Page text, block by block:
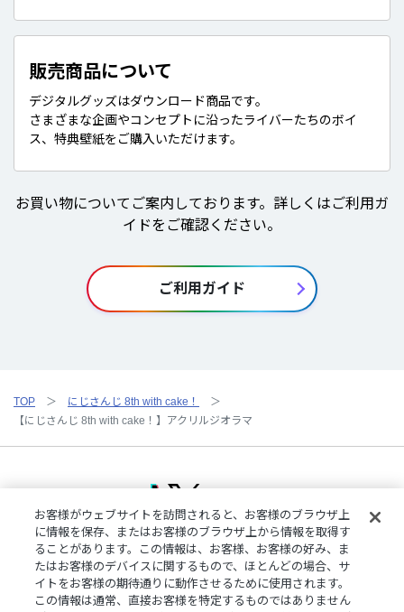
販売商品について
デジタルグッズはダウンロード商品です。
さまざまな企画やコンセプトに沿ったライバーたちのボイ
ス、特典壁紙をご購入いただけます。
お買い物についてご案内しております。詳しくはご利用ガ
イドをご確認ください。
ご利用ガイド
TOP
にじさんじ 8th with cake！
【にじさんじ 8th with cake！】アクリルジオラマ
ご利用規約プライバシーポリシー
特定商取引法に基づく表記
ご利用ガイドよくある質問お問い合わせにじさんじ公式サイト
クッキーの詳細
お客様がウェブサイトを訪問されると、お客様のブラウザ上
に情報を保存、またはお客様のブラウザ上から情報を取得す
ることがあります。この情報は、お客様、お客様の好み、ま
たはお客様のデバイスに関するもので、ほとんどの場合、サ
イトをお客様の期待通りに動作させるために使用されます。
この情報は通常、直接お客様を特定するものではありません